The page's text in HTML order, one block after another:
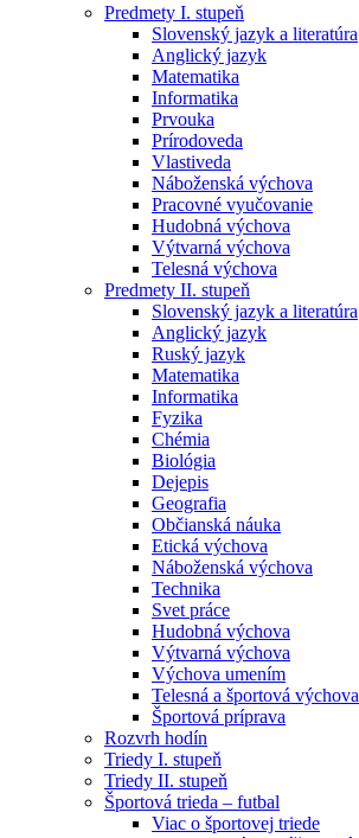
Predmety I. stupeň
Slovenský jazyk a literatúra
Anglický jazyk
Matematika
Informatika
Prvouka
Prírodoveda
Vlastiveda
Náboženská výchova
Pracovné vyučovanie
Hudobná výchova
Výtvarná výchova
Telesná výchova
Predmety II. stupeň
Slovenský jazyk a literatúra
Anglický jazyk
Ruský jazyk
Matematika
Informatika
Fyzika
Chémia
Biológia
Dejepis
Geografia
Občianská náuka
Etická výchova
Náboženská výchova
Technika
Svet práce
Hudobná výchova
Výtvarná výchova
Výchova umením
Telesná a športová výchova
Športová príprava
Rozvrh hodín
Triedy I. stupeň
Triedy II. stupeň
Športová trieda – futbal
Viac o športovej triede